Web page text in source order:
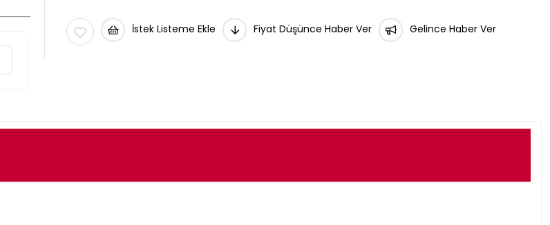
İstek Listeme Ekle Fiyat Düşünce Haber Ver Gelince Haber Ver